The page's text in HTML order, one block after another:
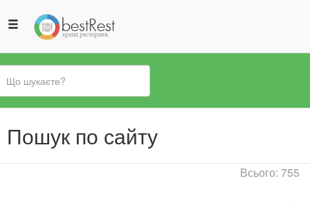
Ви
єПошук по сайту
Всього: 755